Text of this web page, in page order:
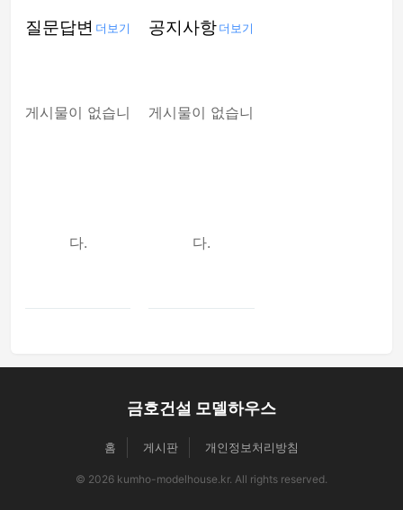
질문답변
게시물이 없습니
다.
더보기 공지사항
게시물이 없습니
다.
더보기
금호건설 모델하우스
홈 게시판 개인정보처리방침
© 2026 kumho-modelhouse.kr. All rights reserved.